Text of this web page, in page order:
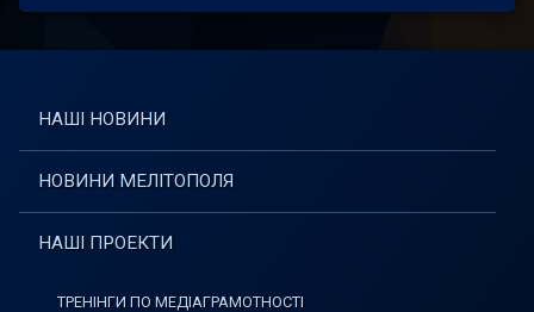
НАШІ НОВИНИ
НОВИНИ МЕЛІТОПОЛЯ
НАШІ ПРОЕКТИ
ТРЕНІНГИ ПО МЕДІАГРАМОТНОСТІ